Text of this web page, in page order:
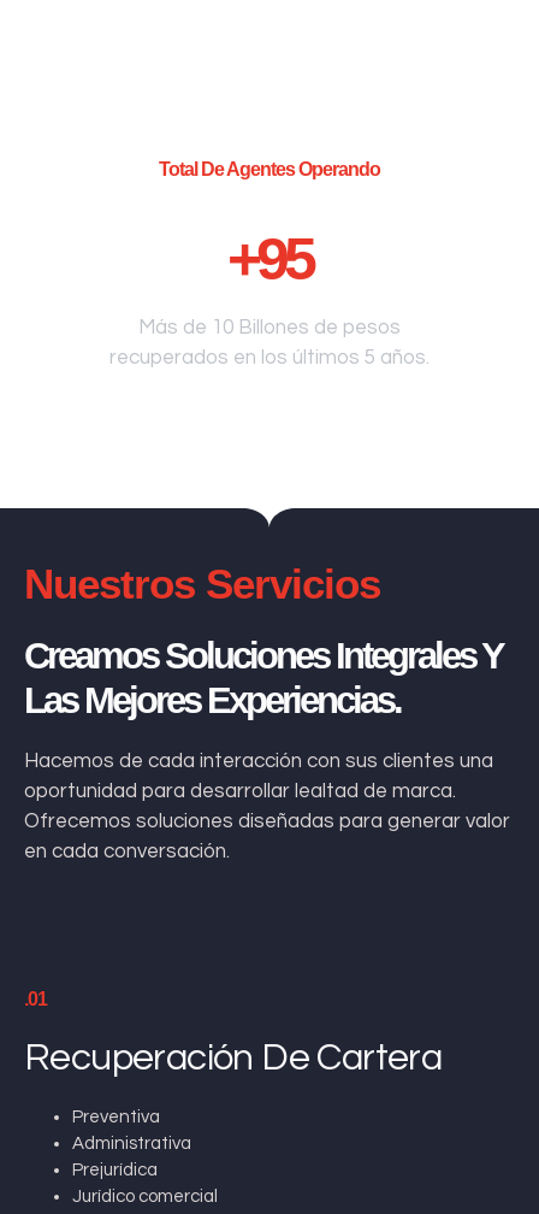
Total De Agentes Operando
+95
Más de 10 Billones de pesos
recuperados en los últimos 5 años.
Nuestros Servicios
Creamos Soluciones Integrales Y
Las Mejores Experiencias.
Hacemos de cada interacción con sus clientes una
oportunidad para desarrollar lealtad de marca.
Ofrecemos soluciones diseñadas para generar valor
en cada conversación.
.01
Recuperación De Cartera
Preventiva
Administrativa
Prejurídica
Jurídico comercial